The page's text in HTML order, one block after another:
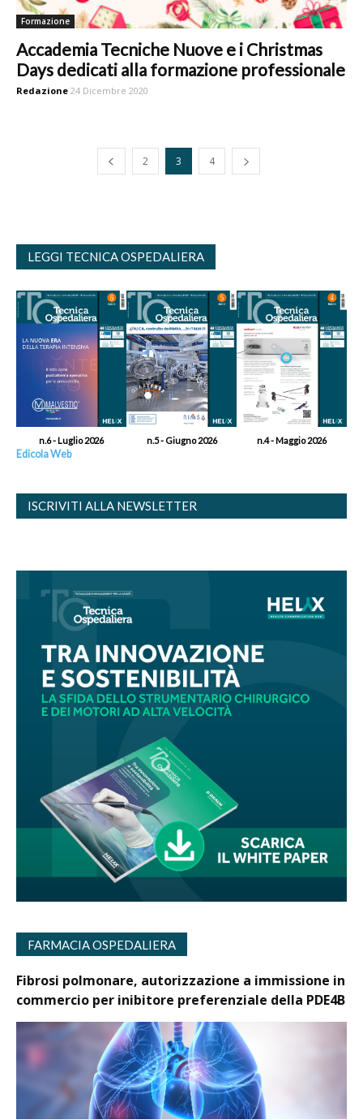
Formazione
Accademia Tecniche Nuove e i Christmas
Days dedicati alla formazione professionale
Redazione 24 Dicembre 2020
2 3 4
LEGGI TECNICA OSPEDALIERA
n.6 - Luglio 2026 n.5 - Giugno 2026 n.4 - Maggio 2026
Edicola Web
ISCRIVITI ALLA NEWSLETTER
FARMACIA OSPEDALIERA
Fibrosi polmonare, autorizzazione a immissione in
commercio per inibitore preferenziale della PDE4B